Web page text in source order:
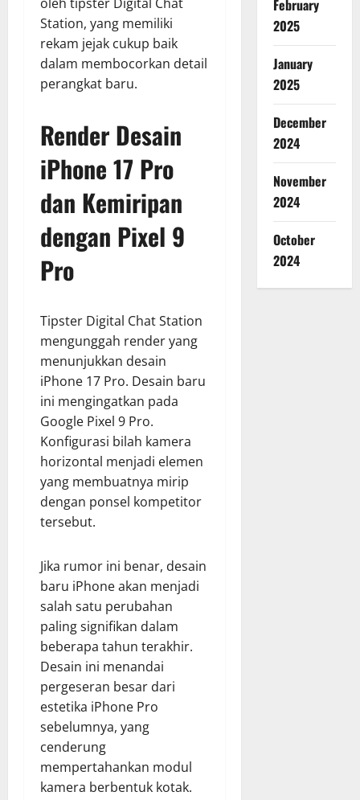
Station, yang memiliki
rekam jejak cukup baik
dalam membocorkan detail
perangkat baru.
Render Desain
iPhone 17 Pro
dan Kemiripan
dengan Pixel 9
Pro
Tipster Digital Chat Station
mengunggah render yang
menunjukkan desain
iPhone 17 Pro. Desain baru
ini mengingatkan pada
Google Pixel 9 Pro.
Konfigurasi bilah kamera
horizontal menjadi elemen
yang membuatnya mirip
dengan ponsel kompetitor
tersebut.
Jika rumor ini benar, desain
baru iPhone akan menjadi
salah satu perubahan
paling signifikan dalam
beberapa tahun terakhir.
Desain ini menandai
pergeseran besar dari
estetika iPhone Pro
sebelumnya, yang
cenderung
mempertahankan modul
kamera berbentuk kotak.
February
2025
January
2025
December
2024
November
2024
October
2024